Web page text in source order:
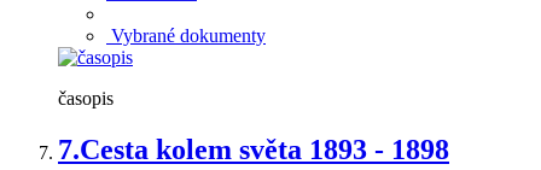
Vybrané dokumenty
časopis
7.Cesta kolem světa 1893 - 1898